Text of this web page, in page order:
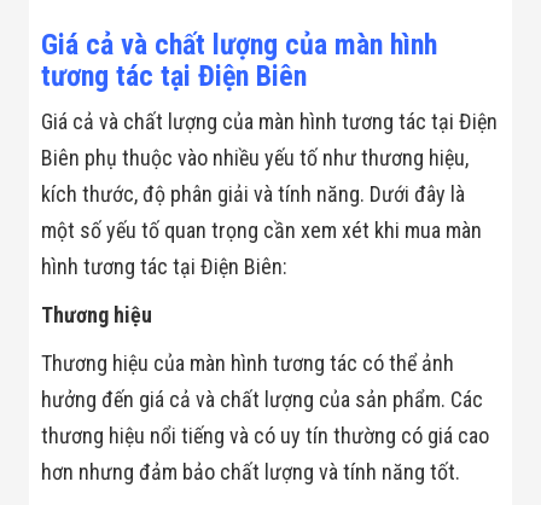
Giá cả và chất lượng của màn hình
tương tác tại Điện Biên
Giá cả và chất lượng của màn hình tương tác tại Điện
Biên phụ thuộc vào nhiều yếu tố như thương hiệu,
kích thước, độ phân giải và tính năng. Dưới đây là
một số yếu tố quan trọng cần xem xét khi mua màn
hình tương tác tại Điện Biên:
Thương hiệu
Thương hiệu của màn hình tương tác có thể ảnh
hưởng đến giá cả và chất lượng của sản phẩm. Các
thương hiệu nổi tiếng và có uy tín thường có giá cao
hơn nhưng đảm bảo chất lượng và tính năng tốt.